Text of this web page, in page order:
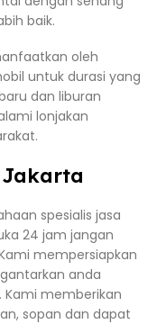
baik.
oleh
untuk durasi yang
dan liburan
lonjakan
spesialis jasa
24 jam jangan
mempersiapkan
anda
Kami memberikan
sopan dan dapat